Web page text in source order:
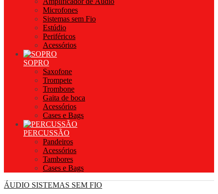
Microfones
Sistemas sem Fio
Estúdio
Periféricos
Acessórios
SOPRO
Saxofone
Trompete
Trombone
Gaita de boca
Acessórios
Cases e Bags
PERCUSSÃO
Pandeiros
Acessórios
Tambores
Cases e Bags
ÁUDIO SISTEMAS SEM FIO